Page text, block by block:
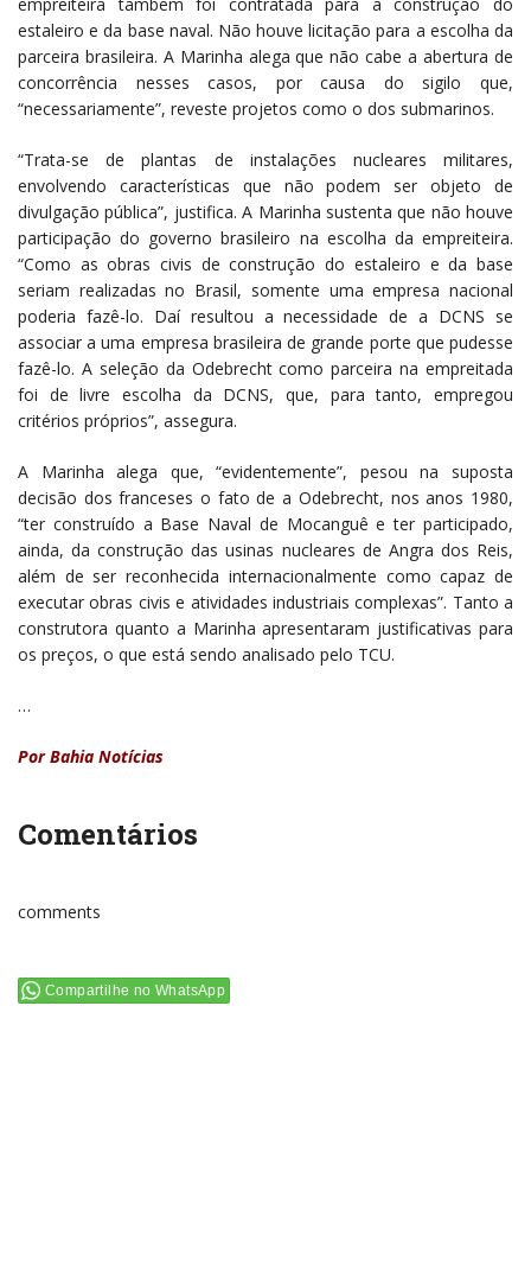
estaleiro e da base naval. Não houve licitação para a escolha da
parceira brasileira. A Marinha alega que não cabe a abertura de
concorrência nesses casos, por causa do sigilo que,
“necessariamente”, reveste projetos como o dos submarinos.
“Trata-se de plantas de instalações nucleares militares,
envolvendo características que não podem ser objeto de
divulgação pública”, justifica. A Marinha sustenta que não houve
participação do governo brasileiro na escolha da empreiteira.
“Como as obras civis de construção do estaleiro e da base
seriam realizadas no Brasil, somente uma empresa nacional
poderia fazê-lo. Daí resultou a necessidade de a DCNS se
associar a uma empresa brasileira de grande porte que pudesse
fazê-lo. A seleção da Odebrecht como parceira na empreitada
foi de livre escolha da DCNS, que, para tanto, empregou
critérios próprios”, assegura.
A Marinha alega que, “evidentemente”, pesou na suposta
decisão dos franceses o fato de a Odebrecht, nos anos 1980,
“ter construído a Base Naval de Mocanguê e ter participado,
ainda, da construção das usinas nucleares de Angra dos Reis,
além de ser reconhecida internacionalmente como capaz de
executar obras civis e atividades industriais complexas”. Tanto a
construtora quanto a Marinha apresentaram justificativas para
os preços, o que está sendo analisado pelo TCU.
…
Por Bahia Notícias
Comentários
comments
Compartilhe no WhatsApp